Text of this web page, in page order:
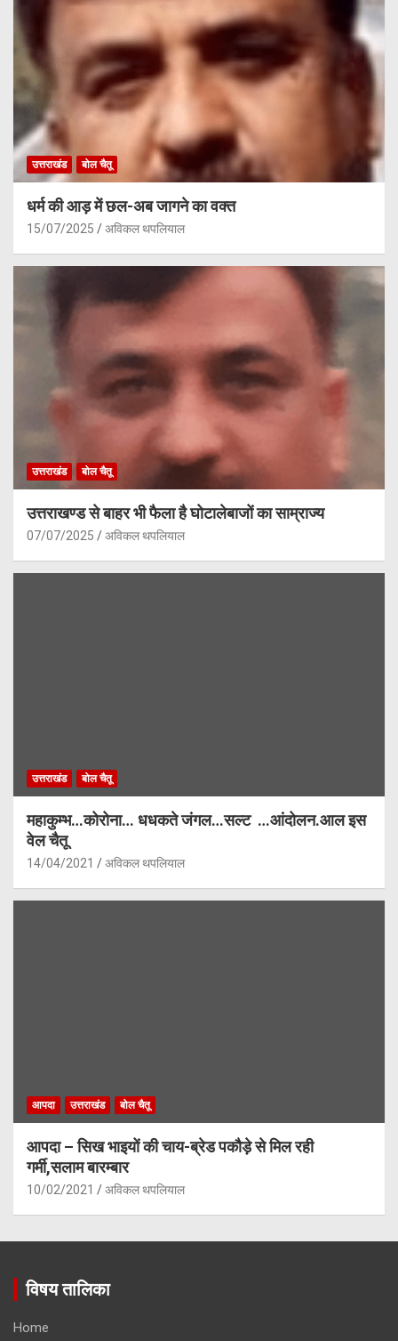
उत्तराखंड बोल चैतू
धर्म की आड़ में छल-अब जागने का वक्त
15/07/2025 अविकल थपलियाल
उत्तराखंड बोल चैतू
उत्तराखण्ड से बाहर भी फैला है घोटालेबाजों का साम्राज्य
07/07/2025 अविकल थपलियाल
उत्तराखंड बोल चैतू
महाकुम्भ…कोरोना… धधकते जंगल…सल्ट …आंदोलन.आल इस
वेल चैतू
14/04/2021 अविकल थपलियाल
आपदा उत्तराखंड बोल चैतू
आपदा – सिख भाइयों की चाय-ब्रेड पकौड़े से मिल रही
गर्मी,सलाम बारम्बार
10/02/2021 अविकल थपलियाल
विषय तालिका
Home